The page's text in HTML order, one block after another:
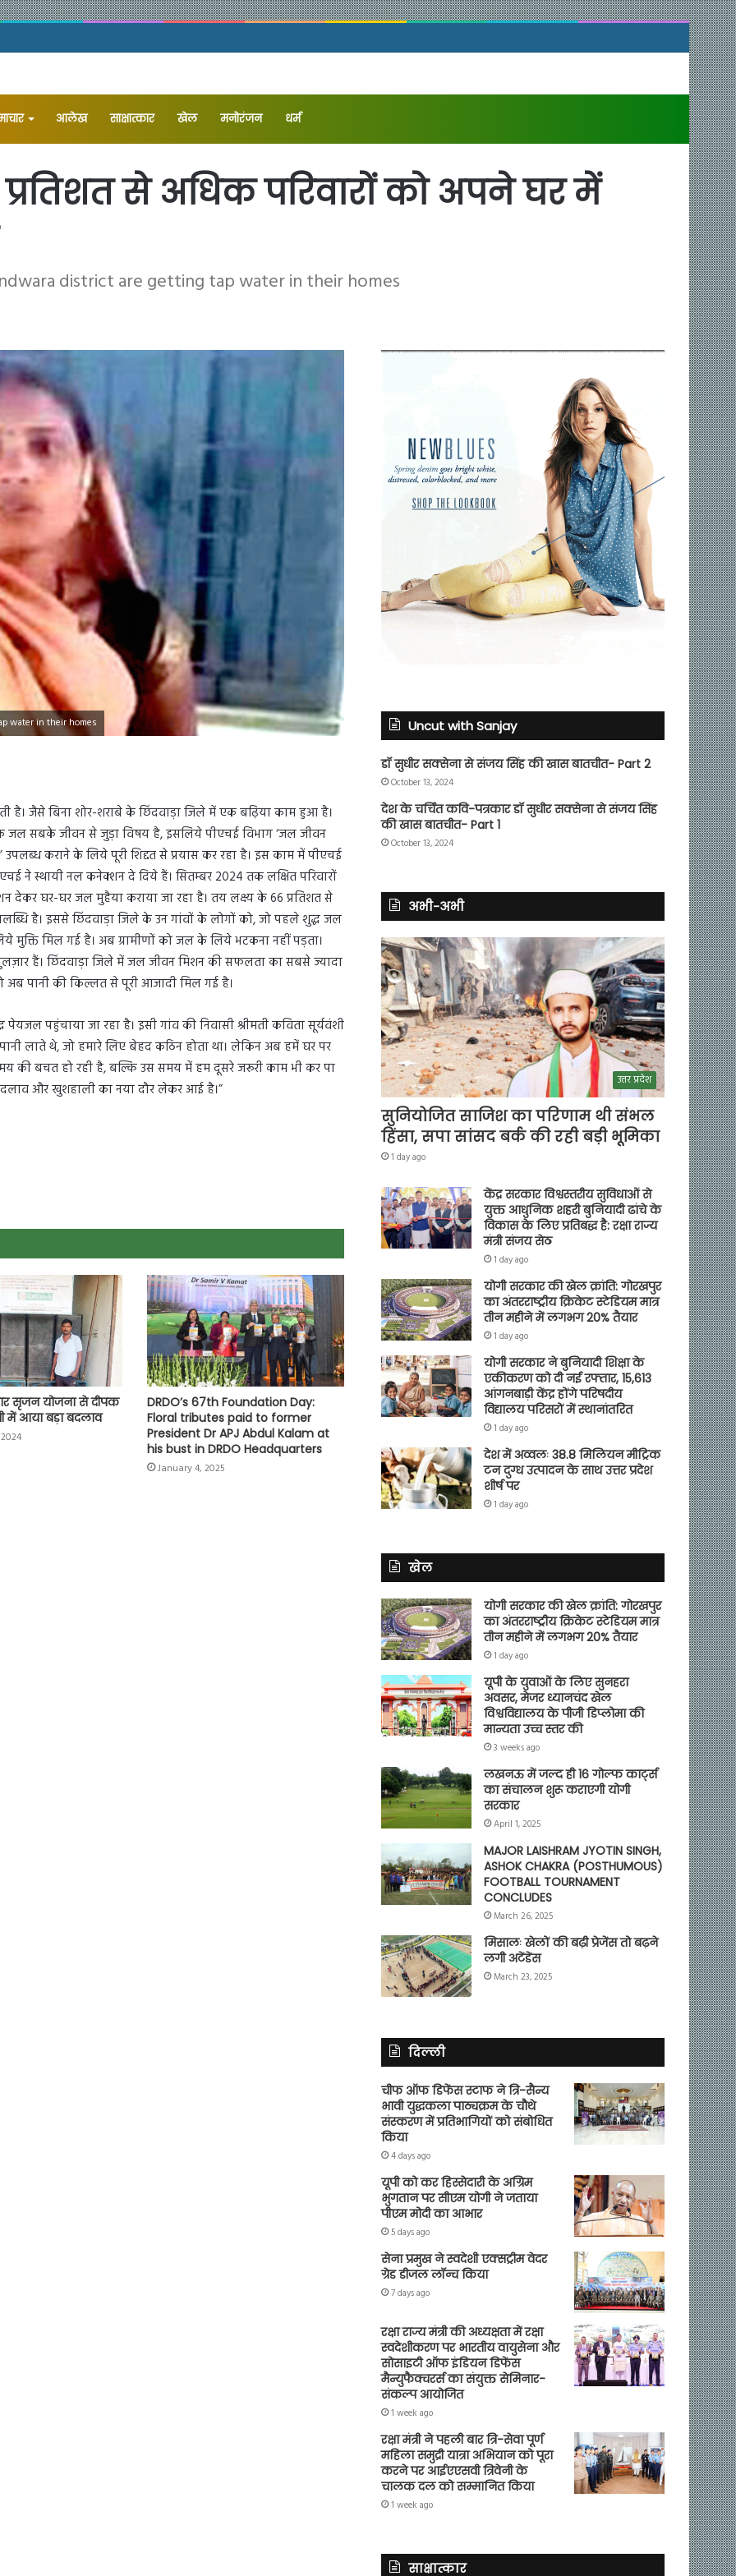
आलेख ⁠साक्षात्कार खेल मनोरंजन धर्म
से अधिक परिवारों को अपने घर में
district are getting tap water in their homes
water in their homes
है। जैसे बिना शोर-शराबे के छिंदवाड़ा जिले में एक बढ़िया काम हुआ है।
जल सबके जीवन से जुड़ा विषय है, इसलिये पीएचई विभाग ‘जल जीवन
कराने के लिये पूरी शिद्दत से प्रयास कर रहा है। इस काम में पीएचई
ने स्थायी नल कनेक्शन दे दिये हैं। सितम्बर 2024 तक लक्षित परिवारों
देकर घर-घर जल मुहैया कराया जा रहा है। तय लक्ष्य के 66 प्रतिशत से
है। इससे छिंदवाड़ा जिले के उन गांवों के लोगों को, जो पहले शुद्ध जल
मिल गई है। अब ग्रामीणों को जल के लिये भटकना नहीं पड़ता।
हैं। छिंदवाड़ा जिले में जल जीवन मिशन की सफलता का सबसे ज्यादा
पानी की किल्लत से पूरी आजादी मिल गई है।
पहुंचाया जा रहा है। इसी गांव की निवासी श्रीमती कविता सूर्यवंशी
लाते थे, जो हमारे लिए बेहद कठिन होता था। लेकिन अब हमें घर पर
की बचत हो रही है, बल्कि उस समय में हम दूसरे जरूरी काम भी कर पा
और खुशहाली का नया दौर लेकर आई है।”
सृजन योजना से दीपक
में आया बड़ा बदलाव
DRDO’s 67th Foundation Day:
Floral tributes paid to former
President Dr APJ Abdul Kalam at
his bust in DRDO Headquarters
January 4, 2025
Uncut with Sanjay
डॉ सुधीर सक्सेना से संजय सिंह की खास बातचीत- Part 2
October 13, 2024
देश के चर्चित कवि-पत्रकार डॉ सुधीर सक्सेना से संजय सिंह
की खास बातचीत- Part 1
October 13, 2024
अभी-अभी
उत्तर प्रदेश
सुनियोजित साजिश का परिणाम थी संभल
हिंसा, सपा सांसद बर्क की रही बड़ी भूमिका
1 day ago
केंद्र सरकार विश्वस्तरीय सुविधाओं से
युक्त आधुनिक शहरी बुनियादी ढांचे के
विकास के लिए प्रतिबद्ध है: रक्षा राज्य
मंत्री संजय सेठ
1 day ago
योगी सरकार की खेल क्रांति: गोरखपुर
का अंतरराष्ट्रीय क्रिकेट स्टेडियम मात्र
तीन महीने में लगभग 20% तैयार
1 day ago
योगी सरकार ने बुनियादी शिक्षा के
एकीकरण को दी नई रफ्तार, 15,613
आंगनबाड़ी केंद्र होंगे परिषदीय
विद्यालय परिसरों में स्थानांतरित
1 day ago
देश में अव्वलः 38.8 मिलियन मीट्रिक
टन दुग्ध उत्पादन के साथ उत्तर प्रदेश
शीर्ष पर
1 day ago
खेल
योगी सरकार की खेल क्रांति: गोरखपुर
का अंतरराष्ट्रीय क्रिकेट स्टेडियम मात्र
तीन महीने में लगभग 20% तैयार
1 day ago
यूपी के युवाओं के लिए सुनहरा
अवसर, मेजर ध्यानचंद खेल
विश्वविद्यालय के पीजी डिप्लोमा की
मान्यता उच्च स्तर की
3 weeks ago
लखनऊ में जल्द ही 16 गोल्फ कार्ट्स
का संचालन शुरू कराएगी योगी
सरकार
April 1, 2025
MAJOR LAISHRAM JYOTIN SINGH,
ASHOK CHAKRA (POSTHUMOUS)
FOOTBALL TOURNAMENT
CONCLUDES
March 26, 2025
मिसालः खेलों की बढ़ी प्रेजेंस तो बढ़ने
लगी अटेंडेंस
March 23, 2025
दिल्ली
चीफ ऑफ डिफेंस स्टाफ ने त्रि-सैन्य
भावी युद्धकला पाठ्यक्रम के चौथे
संस्करण में प्रतिभागियों को संबोधित
किया
4 days ago
यूपी को कर हिस्सेदारी के अग्रिम
भुगतान पर सीएम योगी ने जताया
पीएम मोदी का आभार
5 days ago
सेना प्रमुख ने स्वदेशी एक्सट्रीम वेदर
ग्रेड डीजल लॉन्च किया
7 days ago
रक्षा राज्य मंत्री की अध्यक्षता में रक्षा
स्वदेशीकरण पर भारतीय वायुसेना और
सोसाइटी ऑफ इंडियन डिफेंस
मैन्युफैक्चरर्स का संयुक्त सेमिनार-
संकल्प आयोजित
1 week ago
रक्षा मंत्री ने पहली बार त्रि-सेवा पूर्ण
महिला समुद्री यात्रा अभियान को पूरा
करने पर आईएएसवी त्रिवेनी के
चालक दल को सम्मानित किया
1 week ago
साक्षात्कार